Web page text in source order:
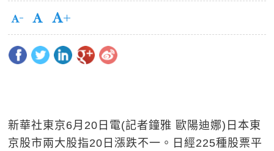
新華社東京6月20日電(記者鐘雅 歐陽迪娜)日本東
京股市兩大股指20日漲跌不一。日經225種股票平